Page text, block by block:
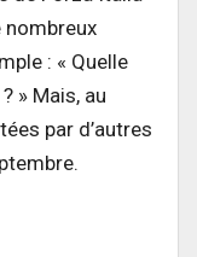
: « Quelle
» Mais, au
par d’autres